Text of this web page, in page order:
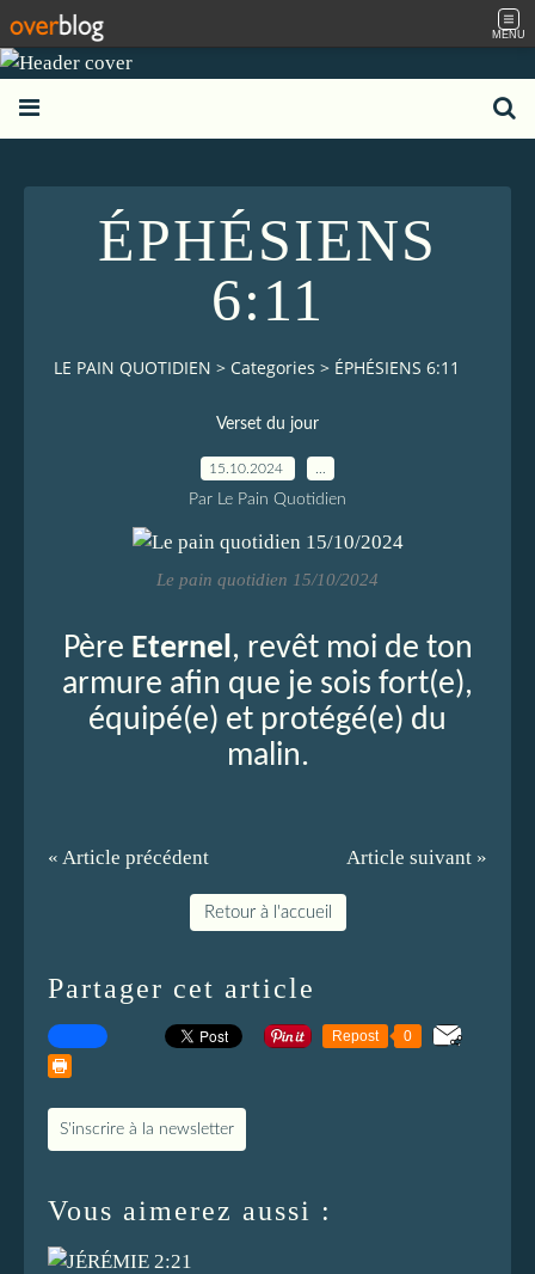
MENU
ÉPHÉSIENS
6:11
LE PAIN QUOTIDIEN > Categories > ÉPHÉSIENS 6:11
Verset du jour
15.10.2024
Par Le Pain Quotidien
Le pain quotidien 15/10/2024
Père Eternel, revêt moi de ton
armure afin que je sois fort(e),
équipé(e) et protégé(e) du
malin.
« Article précédent Article suivant »
Retour à l'accueil
Partager cet article
Repost 0
S'inscrire à la newsletter
Vous aimerez aussi :